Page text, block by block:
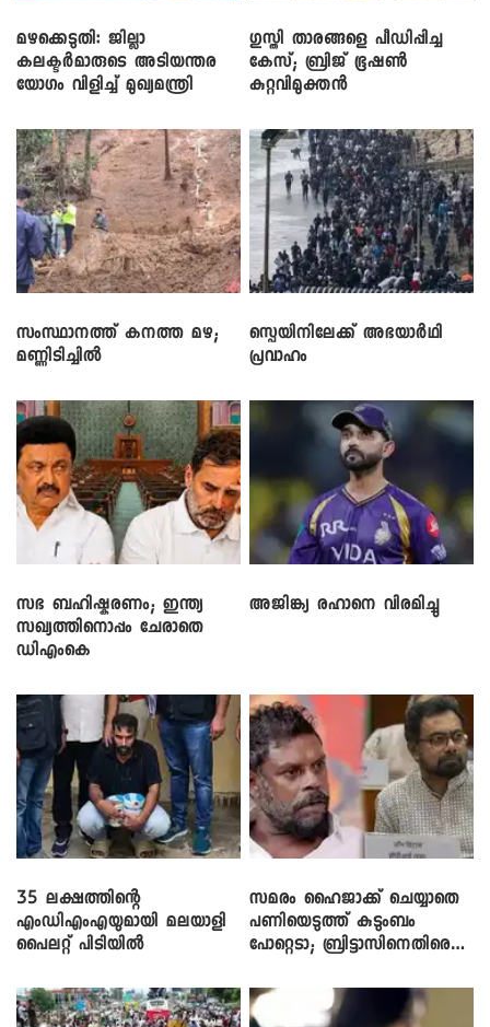
മഴക്കെടുതി: ജില്ലാ
കലക്ടർമാരുടെ അടിയന്തര
യോഗം വിളിച്ച് മുഖ്യമന്ത്രി
​ഗുസ്തി താരങ്ങളെ പീഡിപ്പിച്ച
കേസ്; ബ്രിജ് ഭൂഷൺ
കുറ്റവിമുക്തൻ
സംസ്ഥാനത്ത് കനത്ത മഴ;
മണ്ണിടിച്ചിൽ
സ്പെയിനിലേക്ക് അഭയാർഥി
പ്രവാഹം
സഭ ബഹിഷ്കരണം; ഇന്ത്യ
സഖ്യത്തിനൊപ്പം ചേരാതെ
ഡിഎംകെ
അജിങ്ക്യ രഹാനെ വിരമിച്ചു
35 ലക്ഷത്തിന്റെ
എംഡിഎംഎയുമായി മലയാളി
പൈലറ്റ് പിടിയിൽ
സമരം ഹൈജാക്ക് ചെയ്യാതെ
പണിയെടുത്ത് കുടുംബം
പോറ്റെടാ; ബ്രിട്ടാസിനെതിരെ